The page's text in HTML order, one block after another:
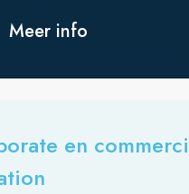
Meer info
en